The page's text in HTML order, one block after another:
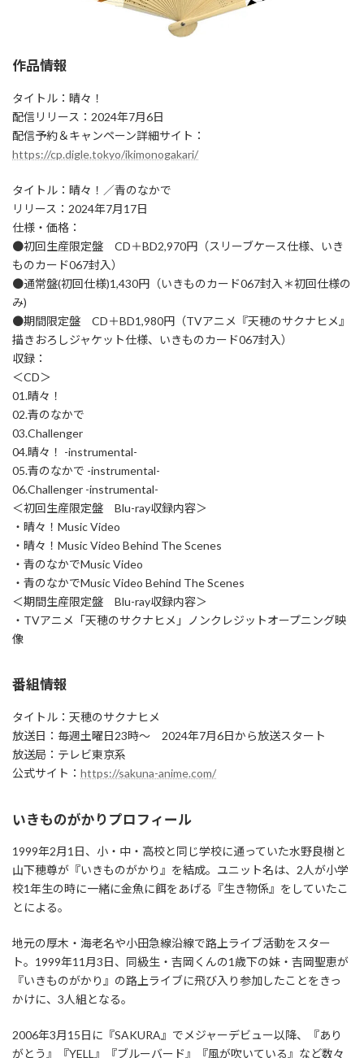
作品情報
タイトル：晴々！
配信リリース：2024年7月6日
配信予約＆キャンペーン詳細サイト：
https://cp.digle.tokyo/ikimonogakari/
タイトル：晴々！／青のなかで
リリース：2024年7月17日
仕様・価格：
●初回生産限定盤 CD＋BD2,970円（スリーブケース仕様、いき
ものカード067封入）
●通常盤(初回仕様)1,430円（いきものカード067封入＊初回仕様の
み)
●期間限定盤 CD＋BD1,980円（TVアニメ『天穂のサクナヒメ』
描きおろしジャケット仕様、いきものカード067封入）
収録：
＜CD＞
01.晴々！
02.青のなかで
03.Challenger
04.晴々！ -instrumental-
05.青のなかで -instrumental-
06.Challenger -instrumental-
＜初回生産限定盤 Blu-ray収録内容＞
・晴々！Music Video
・晴々！Music Video Behind The Scenes
・青のなかでMusic Video
・青のなかでMusic Video Behind The Scenes
＜期間生産限定盤 Blu-ray収録内容＞
・TVアニメ「天穂のサクナヒメ」ノンクレジットオープニング映
像
番組情報
タイトル：天穂のサクナヒメ
放送日：毎週土曜日23時～ 2024年7月6日から放送スタート
放送局：テレビ東京系
公式サイト： https://sakuna-anime.com/
いきものがかりプロフィール
1999年2⽉1⽇、⼩・中・⾼校と同じ学校に通っていた⽔野良樹と
⼭下穂尊が『いきものがかり』を結成。ユニット名は、2⼈が⼩学
校1年⽣の時に⼀緒に⾦⿂に餌をあげる『⽣き物係』をしていたこ
とによる。
地元の厚⽊・海⽼名や⼩⽥急線沿線で路上ライブ活動をスター
ト。1999年11⽉3⽇、同級⽣・吉岡くんの1歳下の妹・吉岡聖恵が
『いきものがかり』の路上ライブに⾶び⼊り参加したことをきっ
かけに、3⼈組となる。
2006年3⽉15⽇に『SAKURA』でメジャーデビュー以降、『あり
がとう』『YELL』『ブルーバード』『風が吹いている』など数々